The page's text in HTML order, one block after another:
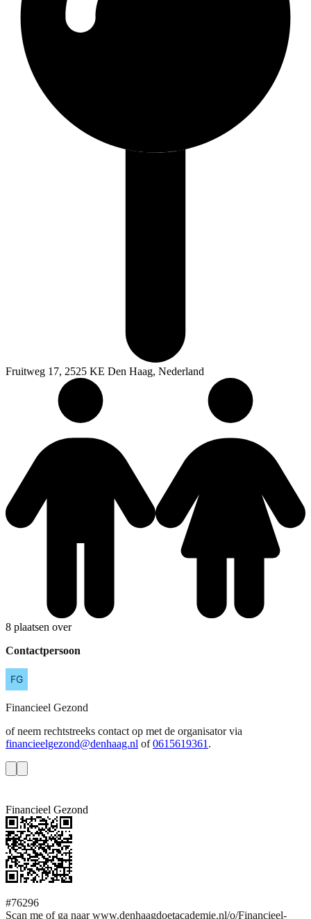
Fruitweg 17, 2525 KE Den Haag, Nederland
8 plaatsen over
Contactpersoon
Financieel Gezond
of neem rechtstreeks contact op met de organisator via
financieelgezond@denhaag.nl of 0615619361 .
Financieel Gezond
#76296
Scan me of ga naar www.denhaagdoetacademie.nl/o/Financieel-